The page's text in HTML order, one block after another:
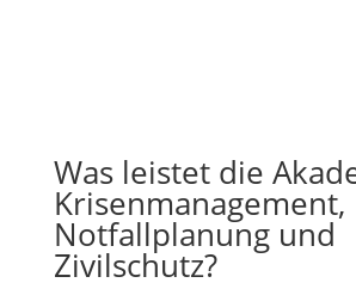
Was leistet die
Krisenmanagement,
Notfallplanung und
Zivilschutz?